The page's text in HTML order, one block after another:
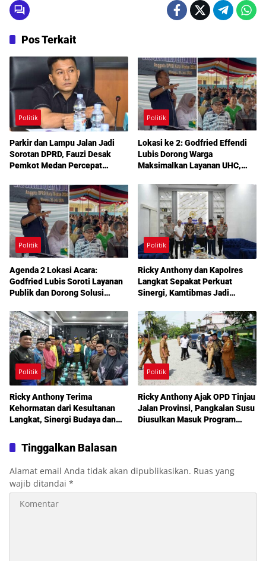
Pos Terkait
Politik
Parkir dan Lampu Jalan Jadi
Sorotan DPRD, Fauzi Desak
Pemkot Medan Percepat
Politik
Lokasi ke 2: Godfried Effendi
Lubis Dorong Warga
Maksimalkan Layanan UHC,
Pendidikan Mengemuka dalam
Reses Medan Amplas
Politik
Agenda 2 Lokasi Acara:
Godfried Lubis Soroti Layanan
Publik dan Dorong Solusi
DPRD Medan
Politik
Ricky Anthony dan Kapolres
Langkat Sepakat Perkuat
Sinergi, Kamtibmas Jadi
Politik
Ricky Anthony Terima
Kehormatan dari Kesultanan
Langkat, Sinergi Budaya dan
Diperkuat
Politik
Ricky Anthony Ajak OPD Tinjau
Jalan Provinsi, Pangkalan Susu
Diusulkan Masuk Program
Tinggalkan Balasan
Alamat email Anda tidak akan dipublikasikan. Ruas yang
wajib ditandai *